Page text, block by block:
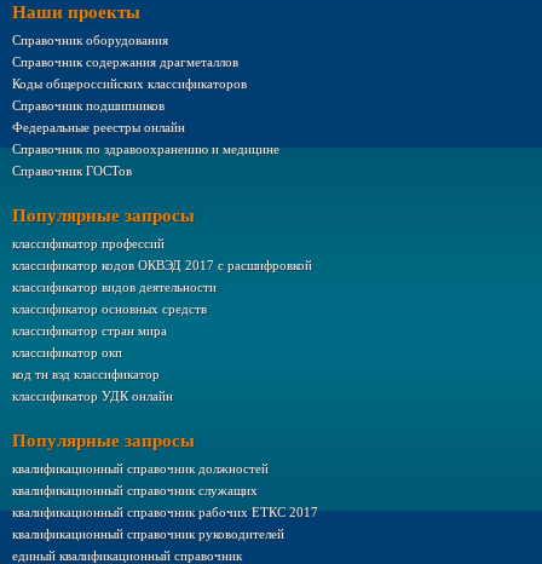
Наши проекты
Справочник оборудования
Справочник содержания драгметаллов
Коды общероссийских классификаторов
Справочник подшипников
Федеральные реестры онлайн
Справочник по здравоохранению и медицине
Справочник ГОСТов
Популярные запросы
классификатор профессий
классификатор кодов ОКВЭД 2017 с расшифровкой
классификатор видов деятельности
классификатор основных средств
классификатор стран мира
классификатор окп
код тн вэд классификатор
классификатор УДК онлайн
Популярные запросы
квалификационный справочник должностей
квалификационный справочник служащих
квалификационный справочник рабочих ЕТКС 2017
квалификационный справочник руководителей
единый квалификационный справочник